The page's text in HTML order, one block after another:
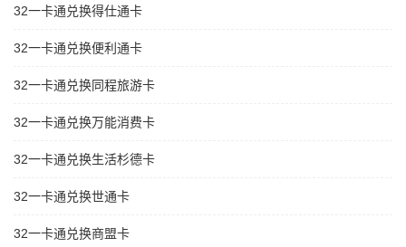
32一卡通兑换得仕通卡
32一卡通兑换便利通卡
32一卡通兑换同程旅游卡
32一卡通兑换万能消费卡
32一卡通兑换生活杉德卡
32一卡通兑换世通卡
32一卡通兑换商盟卡